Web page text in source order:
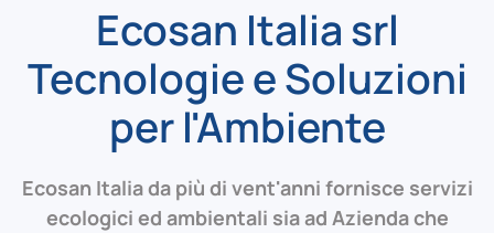
Ecosan Italia srl
Tecnologie e Soluzioni
per l'Ambiente
Ecosan Italia da più di vent'anni fornisce servizi
ecologici ed ambientali sia ad Azienda che